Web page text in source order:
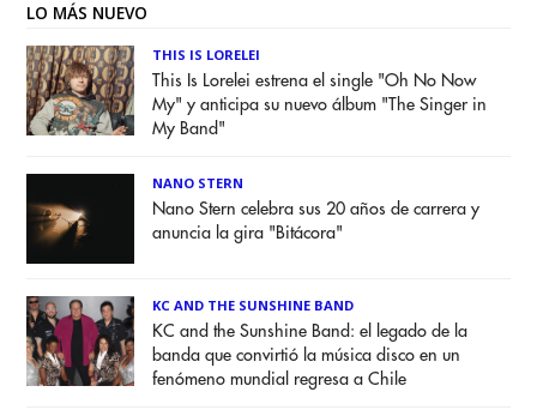
LO MÁS NUEVO
THIS IS LORELEI
This Is Lorelei estrena el single "Oh No Now
My" y anticipa su nuevo álbum "The Singer in
My Band"
NANO STERN
Nano Stern celebra sus 20 años de carrera y
anuncia la gira "Bitácora"
KC AND THE SUNSHINE BAND
KC and the Sunshine Band: el legado de la
banda que convirtió la música disco en un
fenómeno mundial regresa a Chile